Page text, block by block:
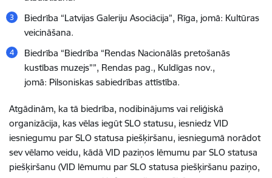
Biedrība “Latvijas Galeriju Asociācija”, Rīga, jomā: Kultūras
veicināšana.
Biedrība “Biedrība “Rendas Nacionālās pretošanās
kustības muzejs””, Rendas pag., Kuldīgas nov.,
jomā: Pilsoniskas sabiedrības attīstība.
Atgādinām, ka tā biedrība, nodibinājums vai reliģiskā
organizācija, kas vēlas iegūt SLO statusu, iesniedz VID
iesniegumu par SLO statusa piešķiršanu, iesniegumā norādot
sev vēlamo veidu, kādā VID paziņos lēmumu par SLO statusa
piešķiršanu (VID lēmumu par SLO statusa piešķiršanu paziņo,